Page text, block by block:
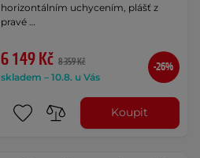
horizontálním uchycením, plášť z
pravé …
6 149 Kč 8 359 Kč
skladem – 10.8. u Vás
-26%
Koupit